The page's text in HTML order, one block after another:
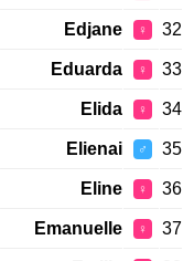
32
♀
Edjane
33
♀
Eduarda
34
♀
Elida
35
♂
Elienai
36
♀
Eline
37
♀
Emanuelle